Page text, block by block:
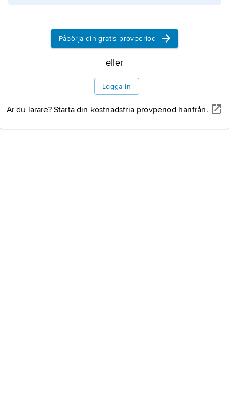
Påbörja din gratis provperiod
eller
Logga in
Är du lärare? Starta din kostnadsfria provperiod härifrån.